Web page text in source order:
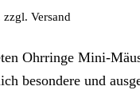
Versand
Ohrringe Mini-
besondere und